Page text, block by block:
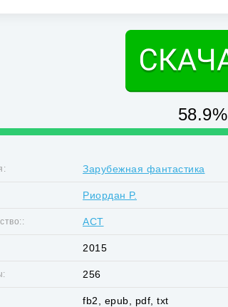
58.9%
Зарубежная фантастика
Риордан Р.
АСТ
2015
256
fb2, epub, pdf, txt